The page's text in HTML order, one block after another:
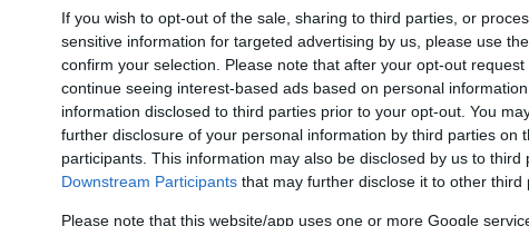
If you wish to opt-out of the sale, sharing to third parties, or
sensitive information for targeted advertising by us, please use
confirm your selection. Please note that after your opt-out
continue seeing interest-based ads based on personal
information disclosed to third parties prior to your opt-out. You
further disclosure of your personal information by third parties on
participants. This information may also be disclosed by us to third
Downstream Participants that may further disclose it to other third
Please note that this website/app uses one or more Google